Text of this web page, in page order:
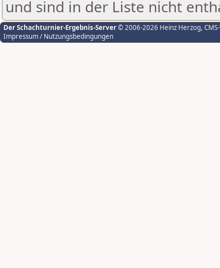
und sind in der Liste nicht
Der Schachturnier-Ergebnis-Server© 2006-2026 Heinz Herzog,
Impressum / Nutzungsbedingungen